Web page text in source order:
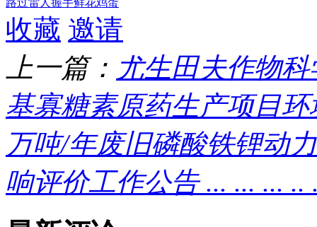
收藏 邀请
上一篇： 尤生田夫作物
基寡糖素原药生产项目
万吨/年废旧磷酸铁锂动
响评价工作公告 ... ... ... ..